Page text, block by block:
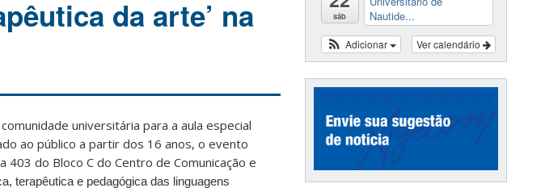
da arte’ na
universitária para a aula especial
ao público a partir dos 16 anos, o evento
do Bloco C do Centro de Comunicação e
terapêutica e pedagógica das linguagens
sáb
Nautide...
Ver calendário
Adicionar